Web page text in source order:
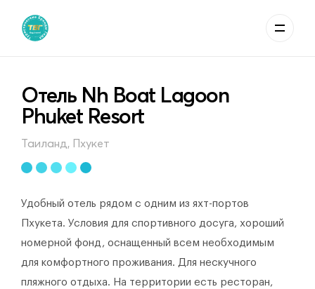
Отель Nh Boat Lagoon
Phuket Resort
Таиланд, Пхукет
Удобный отель рядом с одним из яхт-портов
Пхукета. Условия для спортивного досуга, хороший
номерной фонд, оснащенный всем необходимым
для комфортного проживания. Для нескучного
пляжного отдыха. На территории есть ресторан,